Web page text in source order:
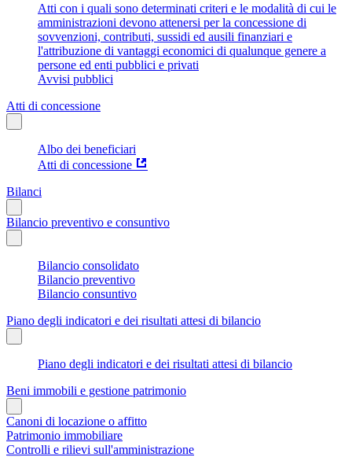
Atti con i quali sono determinati criteri e le modalità di cui le
amministrazioni devono attenersi per la concessione di
sovvenzioni, contributi, sussidi ed ausili finanziari e
l'attribuzione di vantaggi economici di qualunque genere a
persone ed enti pubblici e privati
Avvisi pubblici
Atti di concessione
Albo dei beneficiari
Atti di concessione
Bilanci
Bilancio preventivo e consuntivo
Bilancio consolidato
Bilancio preventivo
Bilancio consuntivo
Piano degli indicatori e dei risultati attesi di bilancio
Piano degli indicatori e dei risultati attesi di bilancio
Beni immobili e gestione patrimonio
Canoni di locazione o affitto
Patrimonio immobiliare
Controlli e rilievi sull'amministrazione